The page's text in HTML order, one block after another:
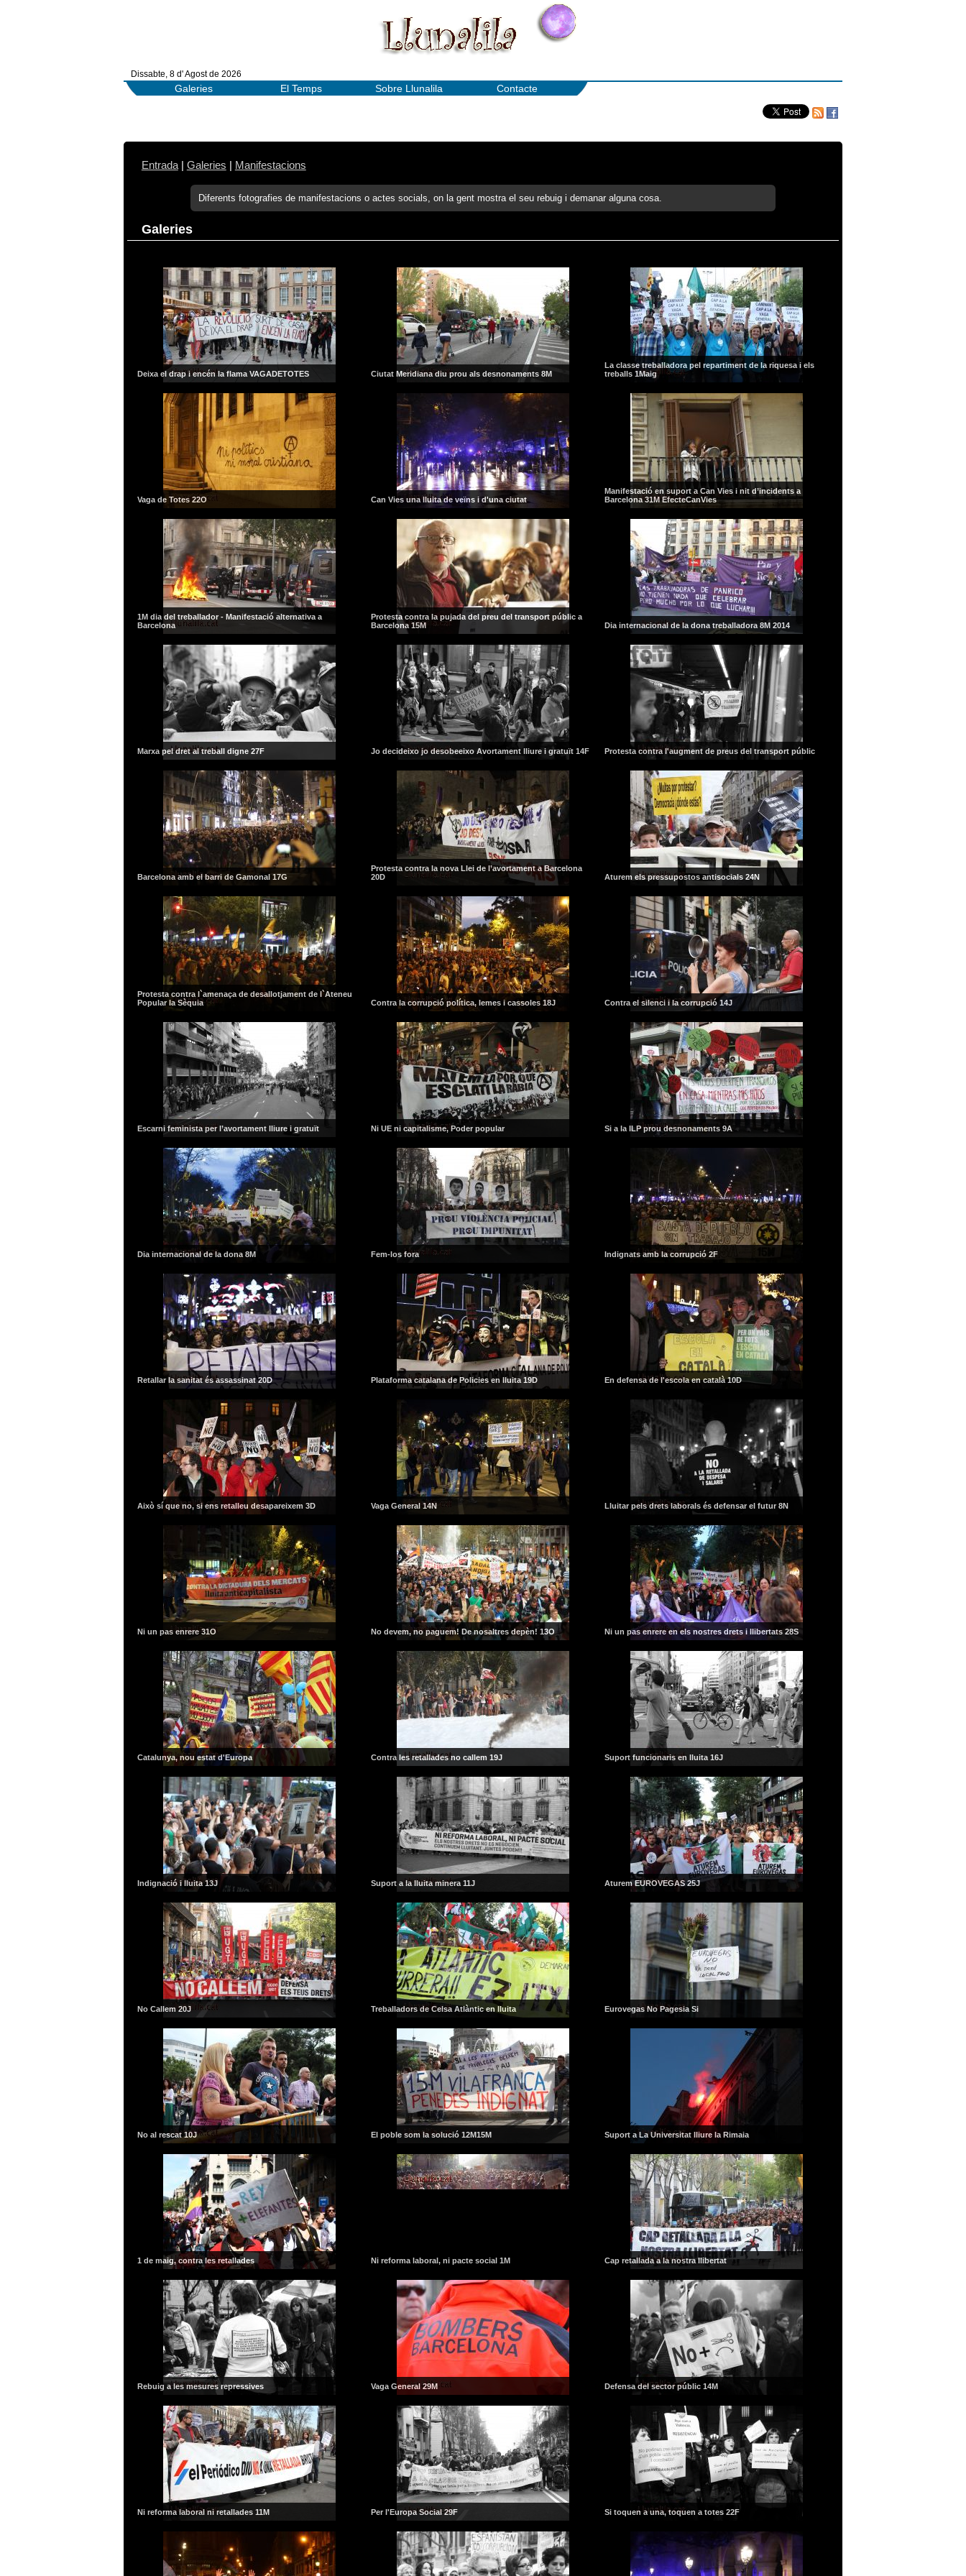
Dissabte, 8 d' Agost de 2026
Galeries El Temps Sobre Llunalila Contacte
Entrada| Galeries Manifestacions
Diferents fotografies de manifestacions o actes socials, on la gent mostra el seu rebuig i demanar alguna cosa.
Galeries
Deixa el drap i encén la flama VAGADETOTES Ciutat Meridiana diu prou als desnonaments 8M
La classe treballadora pel repartiment de la riquesa i els
treballs 1Maig
Vaga de Totes 22O Can Vies una lluita de veïns i d'una ciutat
Manifestació en suport a Can Vies i nit d’incidents a
Barcelona 31M EfecteCanVies
1M dia del treballador - Manifestació alternativa a
Barcelona
Protesta contra la pujada del preu del transport públic a
Barcelona 15M
Dia internacional de la dona treballadora 8M 2014
Marxa pel dret al treball digne 27F Jo decideixo jo desobeeixo Avortament lliure i gratuït 14F Protesta contra l'augment de preus del transport públic
Barcelona amb el barri de Gamonal 17G
Protesta contra la nova Llei de l’avortament a Barcelona
20D
Aturem els pressupostos antisocials 24N
Protesta contra l`amenaça de desallotjament de l`Ateneu
Popular la Sèquia
Contra la corrupció política, lemes i cassoles 18J Contra el silenci i la corrupció 14J
Escarni feminista per l’avortament lliure i gratuït Ni UE ni capitalisme, Poder popular Si a la ILP prou desnonaments 9A
Dia internacional de la dona 8M Fem-los fora Indignats amb la corrupció 2F
Retallar la sanitat és assassinat 20D Plataforma catalana de Policies en lluita 19D En defensa de l'escola en català 10D
Això sí que no, si ens retalleu desapareixem 3D Vaga General 14N Lluitar pels drets laborals és defensar el futur 8N
Ni un pas enrere 31O No devem, no paguem! De nosaltres depèn! 13O Ni un pas enrere en els nostres drets i llibertats 28S
Catalunya, nou estat d'Europa Contra les retallades no callem 19J Suport funcionaris en lluita 16J
Indignació i lluita 13J Suport a la lluita minera 11J Aturem EUROVEGAS 25J
No Callem 20J Treballadors de Celsa Atlàntic en lluita Eurovegas No Pagesia Si
No al rescat 10J El poble som la solució 12M15M Suport a La Universitat lliure la Rimaia
1 de maig, contra les retallades Ni reforma laboral, ni pacte social 1M Cap retallada a la nostra llibertat
Rebuig a les mesures repressives Vaga General 29M Defensa del sector públic 14M
Ni reforma laboral ni retallades 11M Per l'Europa Social 29F Si toquen a una, toquen a totes 22F